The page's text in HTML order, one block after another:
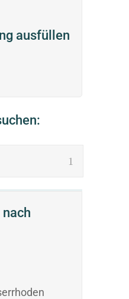
ausfüllen